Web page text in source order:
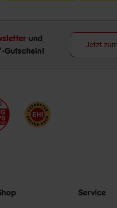
und
Gutschein!
Jetzt
Service